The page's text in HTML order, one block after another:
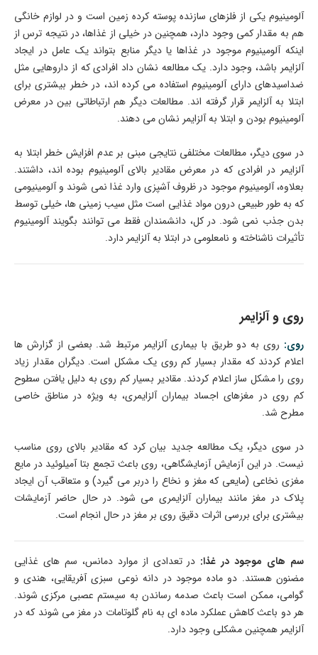
آلومینیوم یکی از فلزهای سازنده پوسته کرده زمین است و در لوازم خانگی
هم به مقدار کمی وجود دارد، همچنین در خیلی از غذاها، در نتیجه ترس از
اینکه آلومینیوم موجود در غذاها یا دیگر منابع بتواند یک عامل در ایجاد
آلزایمر باشد، وجود دارد. یک مطالعه نشان داد افرادی که از داروهایی مثل
ضداسیدهای دارای آلومینیوم استفاده می­ کرده ­اند، در خطر بیشتری برای
ابتلا به آلزایمر قرار گرفته ­اند. مطالعات دیگر هم ارتباطاتی بین در معرض
آلومینیوم بودن و ابتلا به آلزایمر نشان می ­دهند.
در سوی دیگر، مطالعات مختلفی نتایجی مبنی بر عدم افزایش خطر ابتلا به
آلزایمر در افرادی که در معرض مقادیر بالای آلومینیوم بوده­ اند، داشتند.
بعلاوه، آلومینیوم موجود در ظروف آشپزی وارد غذا نمی ­شوند و آلومینیومی
که به طور طبیعی درون مواد غذایی است مثل سیب ­زمینی­ ها، خیلی توسط
بدن جذب نمی ­شود. در کل، دانشمندان فقط می ­توانند بگویند آلومینیوم
تأثیرات ناشناخته و نامعلومی در ابتلا به آلزایمر دارد.
روی و آلزایمر
روی: روی به دو طریق با بیماری آلزایمر مرتبط شد. بعضی از گزارش ­ها
اعلام کردند که مقدار بسیار کم روی یک مشکل است. دیگران مقدار زیاد
روی را مشکل ­ساز اعلام کردند. مقادیر بسیار کم روی به دلیل یافتن سطوح
کم روی در مغزهای اجساد بیماران آلزایمری، به ویژه در مناطق­ خاصی
مطرح شد.
در سوی دیگر، یک مطالعه جدید بیان کرد که مقادیر بالای روی مناسب
نیست. در این آزمایش آزمایشگاهی، روی باعث تجمع بتا آمیلوئید در مایع
مغزی نخاعی (مایعی که مغز و نخاع را دربر می ­گیرد) و متعاقب آن ایجاد
پلاک در مغز مانند بیماران آلزایمری می­ شود. در حال حاضر آزمایشات
بیشتری برای بررسی اثرات دقیق روی بر مغز در حال انجام است.
سم­ های موجود در غذا: در تعدادی از موارد دمانس، سم­ های غذایی
مضنون هستند. دو ماده موجود در دانه نوعی سبزی آفریقایی، هندی و
گوامی، ممکن است باعث صدمه رساندن به سیستم عصبی مرکزی شوند.
هر دو باعث کاهش عملکرد ماده ­ای به نام گلوتامات در مغز می­ شوند که در
آلزایمر هم­چنین مشکلی وجود دارد.